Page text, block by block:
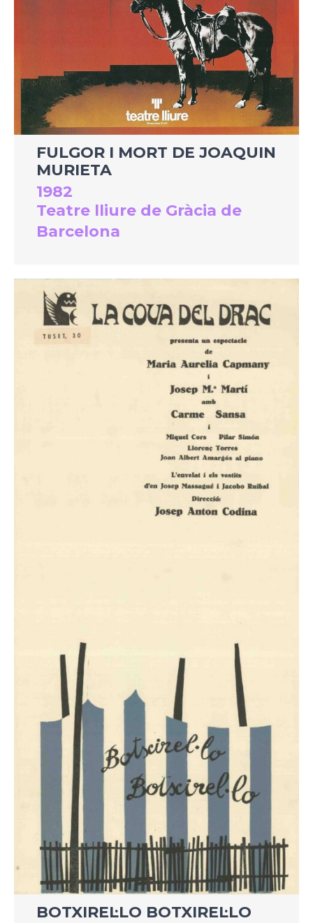
FULGOR I MORT DE JOAQUIN
MURIETA
1982
Teatre lliure de Gràcia de
Barcelona
BOTXIREL·LO BOTXIREL·LO